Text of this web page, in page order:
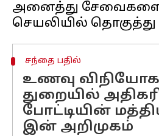
அனைத்து
சந்தை பதில்
உணவு
துறையில்
போட்டியின்
இன் அறிமுகம்